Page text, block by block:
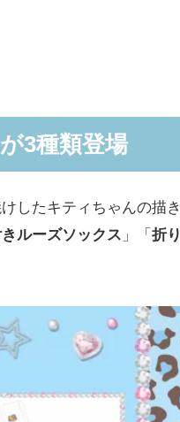
3種類登場
したキティちゃんの描き
ルーズソックス 」「 折り